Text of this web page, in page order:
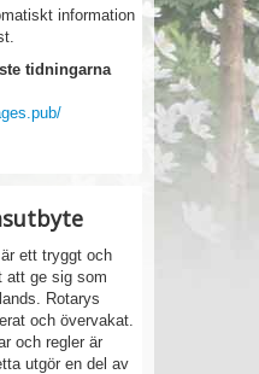
information
tidningarna
ett tryggt och
att ge sig som
Rotarys
och övervakat.
och regler är
utgör en del av